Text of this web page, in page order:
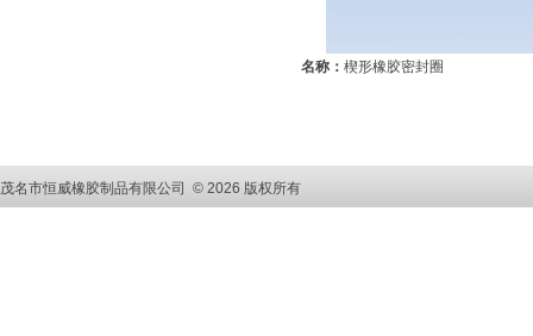
名称： 楔形橡胶密封圈
茂名市恒威橡胶制品有限